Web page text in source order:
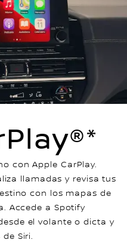
con Apple CarPlay.
llamadas y revisa tus
con los mapas de
Accede a Spotify
el volante o dicta y
Siri.